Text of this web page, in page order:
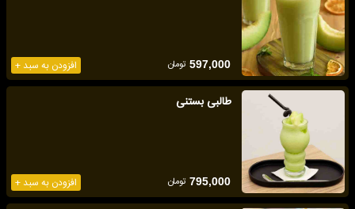
افزودن به سبد + 597,000 تومان
طالبی بستنی
افزودن به سبد + 795,000 تومان